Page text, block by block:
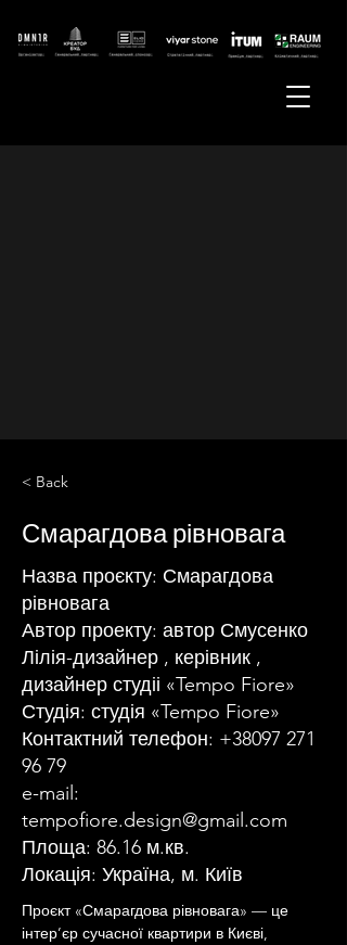
< Back
Смарагдова рівновага
Назва проєкту: Смарагдова
рівновага
Автор проекту: автор Смусенко
Лілія-дизайнер , керівник ,
дизайнер студіі «Tempo Fiore»
Студія: студія «Tempo Fiore»
Контактний телефон: +38097 271
96 79
e-mail:
tempofiore.design@gmail.com
Площа: 86.16 м.кв.
Локація: Україна, м. Київ
Проєкт «Смарагдова рівновага» — це
інтер’єр сучасної квартири в Києві,